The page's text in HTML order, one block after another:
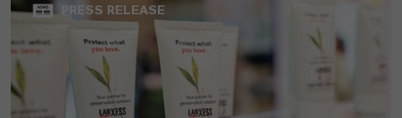
PRESS RELEASE